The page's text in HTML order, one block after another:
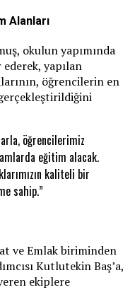
Alanları
okulun yapımında
yapılan
öğrencilerin en
öğrencilerimiz
eğitim alacak.
kaliteli bir
sahip.”
ve Emlak biriminden
Kutlutekin Baş’a,
ekiplere